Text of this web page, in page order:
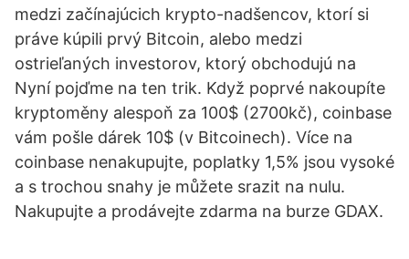
medzi začínajúcich krypto-nadšencov, ktorí si
práve kúpili prvý Bitcoin, alebo medzi
ostrieľaných investorov, ktorý obchodujú na
Nyní pojďme na ten trik. Když poprvé nakoupíte
kryptoměny alespoň za 100$ (2700kč), coinbase
vám pošle dárek 10$ (v Bitcoinech). Více na
coinbase nenakupujte, poplatky 1,5% jsou vysoké
a s trochou snahy je můžete srazit na nulu.
Nakupujte a prodávejte zdarma na burze GDAX.